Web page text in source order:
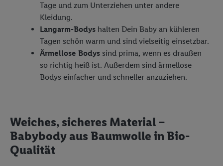
Tage und zum Unterziehen unter andere
Kleidung.
Langarm-Bodys halten Dein Baby an kühleren
Tagen schön warm und sind vielseitig einsetzbar.
Ärmellose Bodys sind prima, wenn es draußen
so richtig heiß ist. Außerdem sind ärmellose
Bodys einfacher und schneller anzuziehen.
Weiches, sicheres Material –
Babybody aus Baumwolle in Bio-
Qualität